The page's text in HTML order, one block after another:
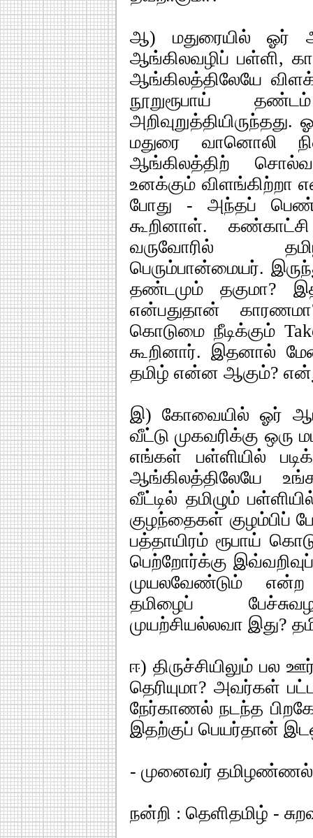
ஆ) மதுரையில் ஓர்
ஆங்கிலவழிப் பள்ளி,
ஆங்கிலத்திலேயே
நூறுரூபாய்
மதுரை வானொலி
ஆங்கிலத்திற்
உனக்கும் விளங்கிற்றா
போது - அந்தப்
கூறினாள்.
வருவோரில்
பெரும்பான்மையர்.
தண்டமும் தகுமா?
என்பதுதான்
கொடுமை நீடிக்கும்
கூறினார். இதனால்
தமிழ் என்ன ஆகும்?
இ) கோவையில் ஓர்
வீட்டு முகவரிக்கு
எங்கள் பள்ளியில்
ஆங்கிலத்திலேயே
வீட்டில் தமிழும்
குழந்தைகள் குழம்பிப்
பத்தாயிரம் ரூபாய்
பெற்றோர்க்கு
முயலவேண்டும்
தமிழைப்
முயற்சியல்லவா இது?
ஈ) திருச்சியிலும் பல
தெரியுமா? அவர்கள்
நேர்காணல் நடந்த
இதற்குப் பெயர்தான்
- முனைவர் தமிழண்ணல்-
நன்றி : தெளிதமிழ் -